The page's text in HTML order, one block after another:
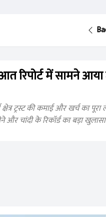
रिपोर्ट में सामने आया
ट्रस्ट की कमाई और खर्च का
चांदी के रिकॉर्ड का बड़ा